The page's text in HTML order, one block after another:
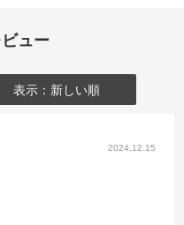
ュー
表示：新しい順
2024.12.15